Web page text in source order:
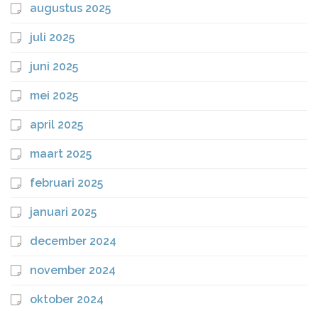
augustus 2025
juli 2025
juni 2025
mei 2025
april 2025
maart 2025
februari 2025
januari 2025
december 2024
november 2024
oktober 2024